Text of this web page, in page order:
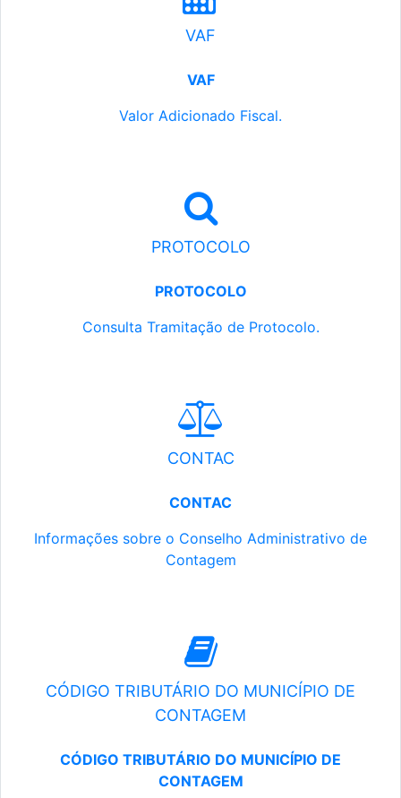
VAF
VAF
Valor Adicionado Fiscal.
PROTOCOLO
PROTOCOLO
Consulta Tramitação de Protocolo.
CONTAC
CONTAC
Informações sobre o Conselho Administrativo de
Contagem
CÓDIGO TRIBUTÁRIO DO MUNICÍPIO DE
CONTAGEM
CÓDIGO TRIBUTÁRIO DO MUNICÍPIO DE
CONTAGEM